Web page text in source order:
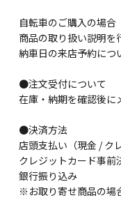
自転車のご購入の場合
商品の取り扱い説明を
納車日の来店予約につ
●注文受付について
在庫・納期を確認後に
●決済方法
店頭支払い（現金 / ク
クレジットカード事前
銀行振り込み
※お取り寄せ商品の場